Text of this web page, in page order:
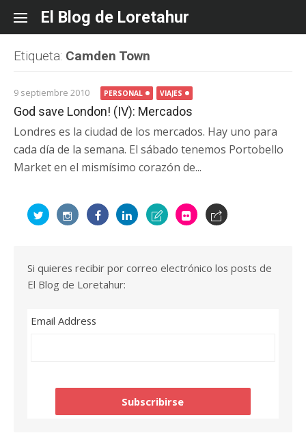
content
El Blog de Loretahur
Etiqueta: Camden Town
9 septiembre 2010 PERSONAL VIAJES
God save London! (IV): Mercados
Londres es la ciudad de los mercados. Hay uno para
cada día de la semana. El sábado tenemos Portobello
Market en el mismísimo corazón de...
Si quieres recibir por correo electrónico los posts de
El Blog de Loretahur:
Email Address